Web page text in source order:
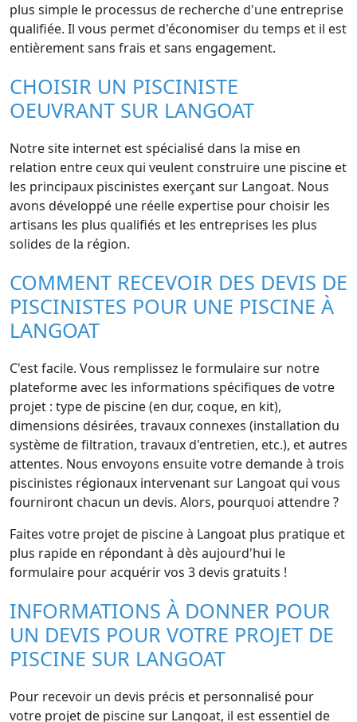
plus simple le processus de recherche d'une entreprise
qualifiée. Il vous permet d'économiser du temps et il est
entièrement sans frais et sans engagement.
CHOISIR UN PISCINISTE
OEUVRANT SUR LANGOAT
Notre site internet est spécialisé dans la mise en
relation entre ceux qui veulent construire une piscine et
les principaux piscinistes exerçant sur Langoat. Nous
avons développé une réelle expertise pour choisir les
artisans les plus qualifiés et les entreprises les plus
solides de la région.
COMMENT RECEVOIR DES DEVIS DE
PISCINISTES POUR UNE PISCINE À
LANGOAT
C'est facile. Vous remplissez le formulaire sur notre
plateforme avec les informations spécifiques de votre
projet : type de piscine (en dur, coque, en kit),
dimensions désirées, travaux connexes (installation du
système de filtration, travaux d'entretien, etc.), et autres
attentes. Nous envoyons ensuite votre demande à trois
piscinistes régionaux intervenant sur Langoat qui vous
fourniront chacun un devis. Alors, pourquoi attendre ?
Faites votre projet de piscine à Langoat plus pratique et
plus rapide en répondant à dès aujourd'hui le
formulaire pour acquérir vos 3 devis gratuits !
INFORMATIONS À DONNER POUR
UN DEVIS POUR VOTRE PROJET DE
PISCINE SUR LANGOAT
Pour recevoir un devis précis et personnalisé pour
votre projet de piscine sur Langoat, il est essentiel de